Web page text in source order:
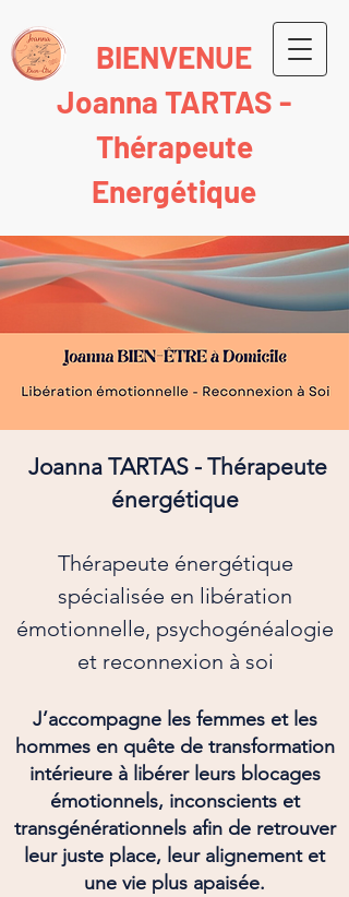
BIENVENUE
Joanna TARTAS -
Thérapeute
Energétique
Joanna TARTAS - Thérapeute
énergétique
Thérapeute énergétique
spécialisée en libération
émotionnelle, psychogénéalogie
et reconnexion à soi
J’accompagne les femmes et les
hommes en quête de transformation
intérieure à libérer leurs blocages
émotionnels, inconscients et
transgénérationnels afin de retrouver
leur juste place, leur alignement et
une vie plus apaisée.